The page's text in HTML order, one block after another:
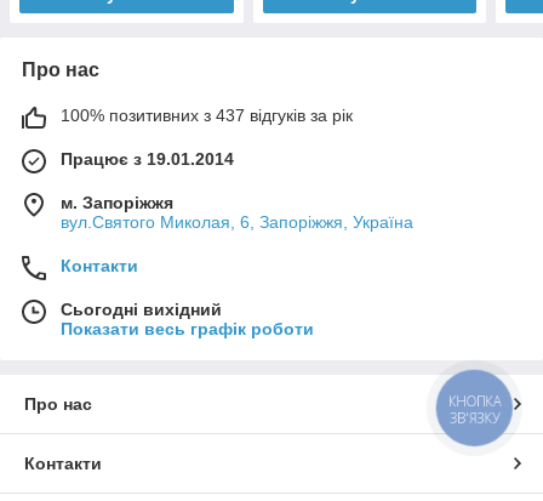
Про нас
100% позитивних з 437 відгуків за рік
Працює з 19.01.2014
м. Запоріжжя
вул.Святого Миколая, 6, Запоріжжя, Україна
Контакти
Сьогодні вихідний
Показати весь графік роботи
Про нас
Контакти
КНОПКА
ЗВ'ЯЗКУ